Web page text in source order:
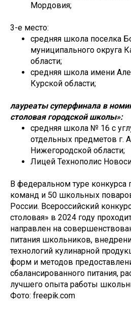
Мордовия;
3-е место:
средняя школа поселка
муниципального округа
области;
средняя школа имени
Курской области;
лауреаты суперфинала в
столовая городской школы»:
средняя школа № 16 с
отдельных предметов г.
Нижегородской области;
Лицей Технополис
В федеральном туре конкурса
команд и 50 школьных
России. Всероссийский
столовая» в 2024 году
направлен на
питания школьников,
технологий кулинарной
форм и методов
сбалансированного питания,
лучшего опыта работы
Фото: freepik.com